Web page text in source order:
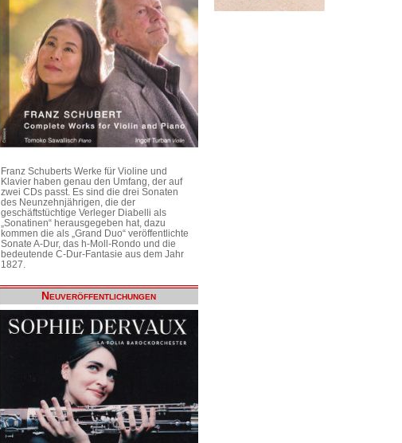
Franz Schuberts Werke für Violine und
Klavier haben genau den Umfang, der auf
zwei CDs passt. Es sind die drei Sonaten
des Neunzehnjährigen, die der
geschäftstüchtige Verleger Diabelli als
„Sonatinen“ herausgegeben hat, dazu
kommen die als „Grand Duo“ veröffentlichte
Sonate A-Dur, das h-Moll-Rondo und die
bedeutende C-Dur-Fantasie aus dem Jahr
1827.
Neuveröffentlichungen